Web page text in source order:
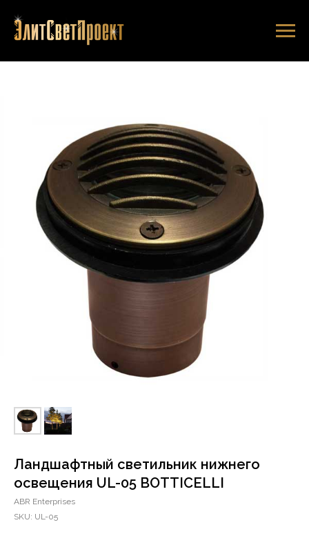
Ландшафтный светильник нижнего
освещения UL-05 BOTTICELLI
ABR Enterprises
SKU: UL-05